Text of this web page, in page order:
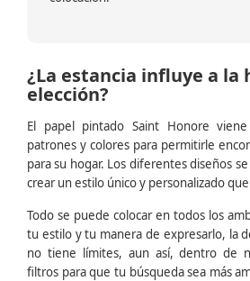
¿La estancia influye a la
elección?
El papel pintado Saint Honore
patrones y colores para permitirle
para su hogar. Los diferentes diseños
crear un estilo único y personalizado
Todo se puede colocar en todos los
tu estilo y tu manera de expresarlo, la
no tiene límites, aun así, dentro de
filtros para que tu búsqueda sea más